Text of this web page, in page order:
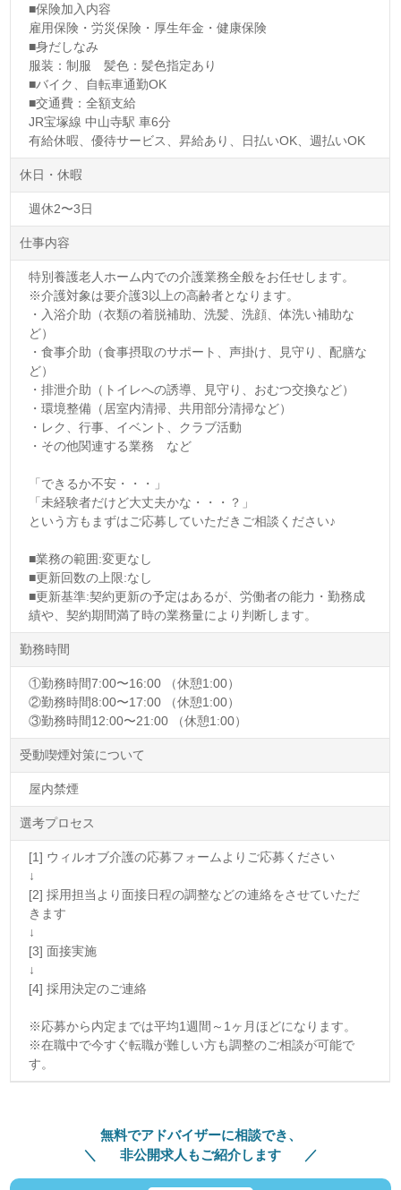
■保険加入内容
雇用保険・労災保険・厚生年金・健康保険
■身だしなみ
服装：制服 髪色：髪色指定あり
■バイク、自転車通勤OK
■交通費：全額支給
JR宝塚線 中山寺駅 車6分
有給休暇、優待サービス、昇給あり、日払いOK、週払いOK
休日・休暇
週休2〜3日
仕事内容
特別養護老人ホーム内での介護業務全般をお任せします。
※介護対象は要介護3以上の高齢者となります。
・入浴介助（衣類の着脱補助、洗髪、洗顔、体洗い補助な
ど）
・食事介助（食事摂取のサポート、声掛け、見守り、配膳な
ど）
・排泄介助（トイレへの誘導、見守り、おむつ交換など）
・環境整備（居室内清掃、共用部分清掃など）
・レク、行事、イベント、クラブ活動
・その他関連する業務 など
「できるか不安・・・」
「未経験者だけど大丈夫かな・・・？」
という方もまずはご応募していただきご相談ください♪
■業務の範囲:変更なし
■更新回数の上限:なし
■更新基準:契約更新の予定はあるが、労働者の能力・勤務成
績や、契約期間満了時の業務量により判断します。
勤務時間
①勤務時間7:00〜16:00 （休憩1:00）
②勤務時間8:00〜17:00 （休憩1:00）
③勤務時間12:00〜21:00 （休憩1:00）
受動喫煙対策について
屋内禁煙
選考プロセス
[1] ウィルオブ介護の応募フォームよりご応募ください
↓
[2] 採用担当より面接日程の調整などの連絡をさせていただ
きます
↓
[3] 面接実施
↓
[4] 採用決定のご連絡
※応募から内定までは平均1週間～1ヶ月ほどになります。
※在職中で今すぐ転職が難しい方も調整のご相談が可能で
す。
無料でアドバイザーに相談でき、
非公開求人もご紹介します